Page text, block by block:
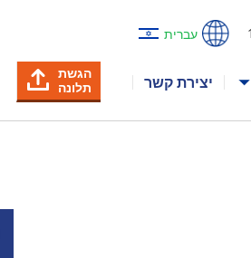
עברית
יצירת קשר
הגשת
תלונה